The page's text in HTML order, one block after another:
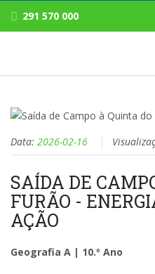
291 570 000
Data: 2026-02-16
SAÍDA DE
FURÃO -
AÇÃO
Geografia A | 10.º Ano